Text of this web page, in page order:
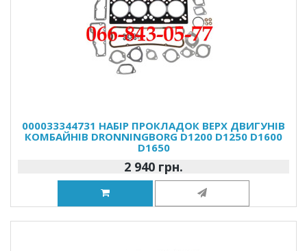
000033344731 НАБІР ПРОКЛАДОК ВЕРХ ДВИГУНІВ
КОМБАЙНІВ DRONNINGBORG D1200 D1250 D1600
D1650
2 940 грн.